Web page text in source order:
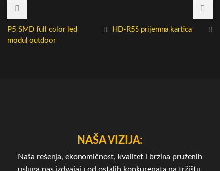
P5 SMD full color led
modul outdoor
HD-R5S prijemna kartica
NAŠA VIZIJA:
Naša rešenja, ekonomičnost, kvalitet i brzina pruženih
usluga nas izdvajaju od ostalih konkurenata na tržištu.